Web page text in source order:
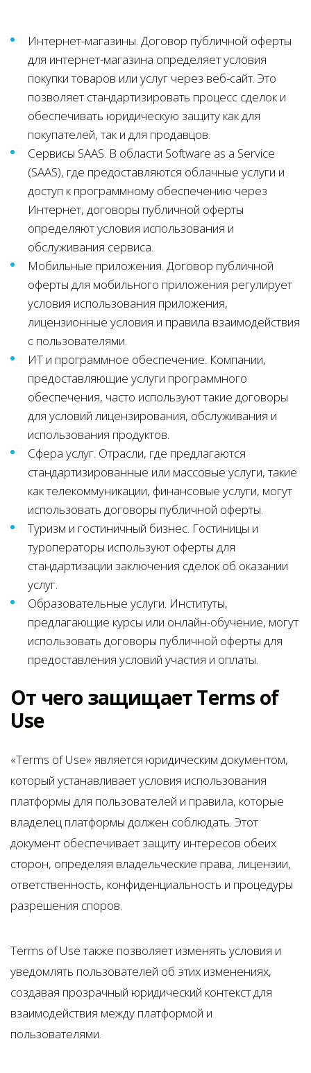
Интернет-магазины. Договор публичной оферты
для интернет-магазина определяет условия
покупки товаров или услуг через веб-сайт. Это
позволяет стандартизировать процесс сделок и
обеспечивать юридическую защиту как для
покупателей, так и для продавцов.
Сервисы SAAS. В области Software as a Service
(SAAS), где предоставляются облачные услуги и
доступ к программному обеспечению через
Интернет, договоры публичной оферты
определяют условия использования и
обслуживания сервиса.
Мобильные приложения. Договор публичной
оферты для мобильного приложения регулирует
условия использования приложения,
лицензионные условия и правила взаимодействия
с пользователями.
ИТ и программное обеспечение. Компании,
предоставляющие услуги программного
обеспечения, часто используют такие договоры
для условий лицензирования, обслуживания и
использования продуктов.
Сфера услуг. Отрасли, где предлагаются
стандартизированные или массовые услуги, такие
как телекоммуникации, финансовые услуги, могут
использовать договоры публичной оферты.
Туризм и гостиничный бизнес. Гостиницы и
туроператоры используют оферты для
стандартизации заключения сделок об оказании
услуг.
Образовательные услуги. Институты,
предлагающие курсы или онлайн-обучение, могут
использовать договоры публичной оферты для
предоставления условий участия и оплаты.
От чего защищает Terms of
Use
«Terms of Use» является юридическим документом,
который устанавливает условия использования
платформы для пользователей и правила, которые
владелец платформы должен соблюдать. Этот
документ обеспечивает защиту интересов обеих
сторон, определяя владельческие права, лицензии,
ответственность, конфиденциальность и процедуры
разрешения споров.
Terms of Use также позволяет изменять условия и
уведомлять пользователей об этих изменениях,
создавая прозрачный юридический контекст для
взаимодействия между платформой и
пользователями.